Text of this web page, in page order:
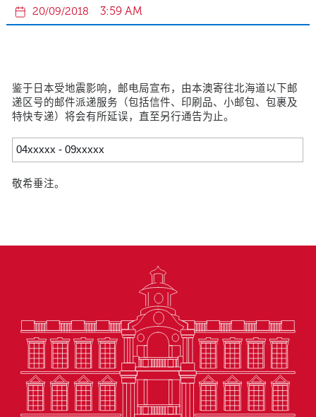
20/09/2018 3:59 AM
鉴于日本受地震影响，邮电局宣布，由本澳寄往北海道以下邮
递区号的邮件派递服务（包括信件、印刷品、小邮包、包裹及
特快专递）将会有所延误，直至另行通告为止。
04xxxxx - 09xxxxx
敬希垂注。